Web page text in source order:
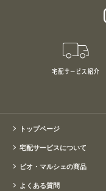
トップページ
宅配サービスについて
ビオ・マルシェの商品
よくある質問